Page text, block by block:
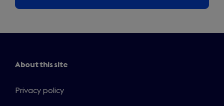
About this site
Privacy policy